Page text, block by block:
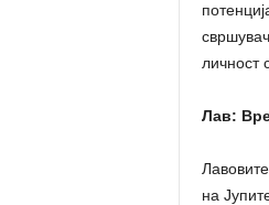
личност
Лав:
на